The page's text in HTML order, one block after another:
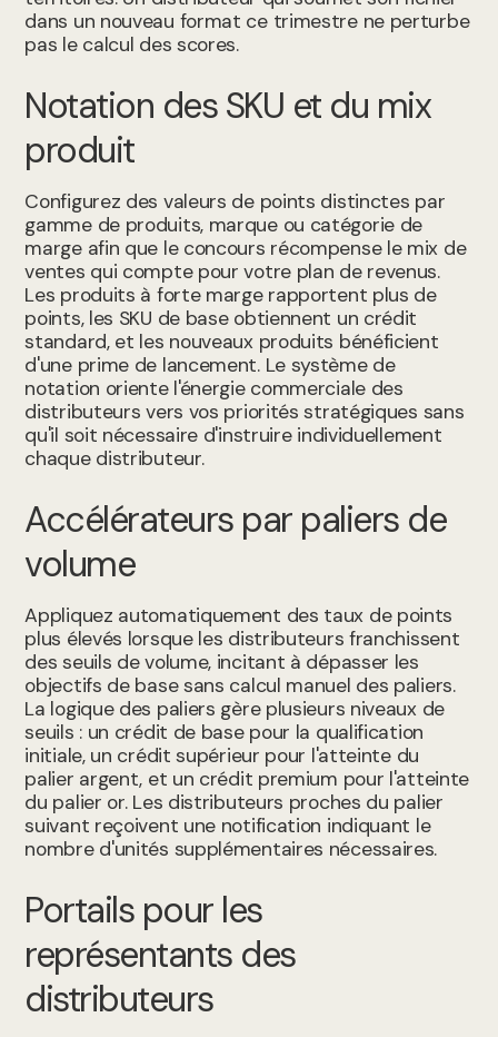
dans un nouveau format ce trimestre ne perturbe
pas le calcul des scores.
Notation des SKU et du mix
produit
Configurez des valeurs de points distinctes par
gamme de produits, marque ou catégorie de
marge afin que le concours récompense le mix de
ventes qui compte pour votre plan de revenus.
Les produits à forte marge rapportent plus de
points, les SKU de base obtiennent un crédit
standard, et les nouveaux produits bénéficient
d'une prime de lancement. Le système de
notation oriente l'énergie commerciale des
distributeurs vers vos priorités stratégiques sans
qu'il soit nécessaire d'instruire individuellement
chaque distributeur.
Accélérateurs par paliers de
volume
Appliquez automatiquement des taux de points
plus élevés lorsque les distributeurs franchissent
des seuils de volume, incitant à dépasser les
objectifs de base sans calcul manuel des paliers.
La logique des paliers gère plusieurs niveaux de
seuils : un crédit de base pour la qualification
initiale, un crédit supérieur pour l'atteinte du
palier argent, et un crédit premium pour l'atteinte
du palier or. Les distributeurs proches du palier
suivant reçoivent une notification indiquant le
nombre d'unités supplémentaires nécessaires.
Portails pour les
représentants des
distributeurs